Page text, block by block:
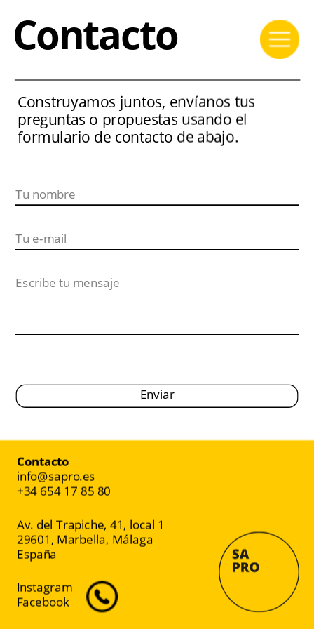
Construyamos juntos, envíanos tus
preguntas o propuestas usando el
formulario de contacto de abajo.
Enviar
Contacto
Contacto
info@sapro.es
+34 654 17 85 80
Av. del Trapiche, 41, local 1
29601, Marbella, Málaga
España
Instagram
Facebook